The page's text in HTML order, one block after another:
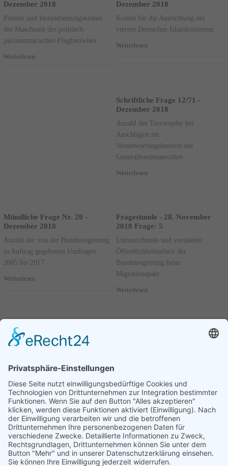
Dezember 2018
Pannen und Instandsetzungskosten
der Maschinen des politisch-
parlamentarischen Flugbetriebes
Weiterlesen
Dezember 2018
Kosten für die Ausrichtung der
vierten Deutschen Islamkonferenz
Weiterlesen
Schriftliche Frage 12/71 -
Dezember 2018
Anzahl der Terroropfer bei
Anschlägen im
Verantwortungsbereich des
Generalbundesanwaltes
Weiterlesen
Mündliche Frage Nr. 20 -
Dezember 2018
Anzahl der von der Bundesregierung
in Auftrag gegebenen Umfragen
2005 bis 2017
Weiterlesen
Fragestunde - 28. November
2018 Frage: 5
Unzureichende und verspätete
Öffentlichkeitsarbeit der
Bundesregierung beim
Migrationspakt
Weiterlesen
Fragestunde - 28. November
2018 Frage: 4
Auskunft über Zugeständnisse
Deutschlands beim Migrationspakt
Weiterlesen
Vorherige 1 .... 87 88 89 .... 95